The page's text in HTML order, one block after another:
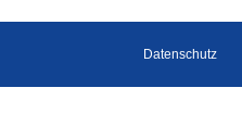
Datenschutz